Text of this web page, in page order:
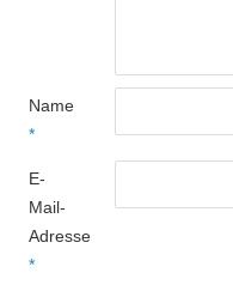
Name
*
E-
Mail-
Adresse
*